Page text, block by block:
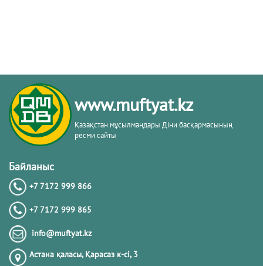
www.muftyat.kz
Қазақстан мұсылмандары Діни басқармасының
ресми сайты
Байланыс
+7 7172 999 866
+7 7172 999 865
info@muftyat.kz
Астана қаласы, Қарасаз к-сi, 3